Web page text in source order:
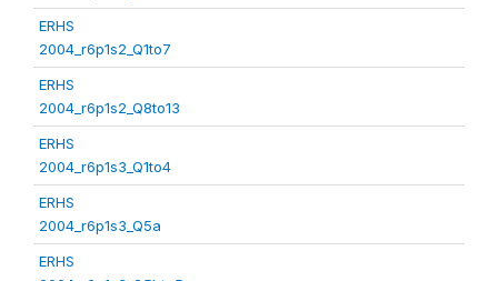
ERHS
2004_r6p1s2_Q1to7
ERHS
2004_r6p1s2_Q8to13
ERHS
2004_r6p1s3_Q1to4
ERHS
2004_r6p1s3_Q5a
ERHS